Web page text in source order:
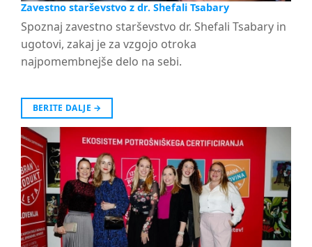
Zavestno starševstvo z dr. Shefali Tsabary
Spoznaj zavestno starševstvo dr. Shefali Tsabary in
ugotovi, zakaj je za vzgojo otroka
najpomembnejše delo na sebi.
BERITE DALJE →